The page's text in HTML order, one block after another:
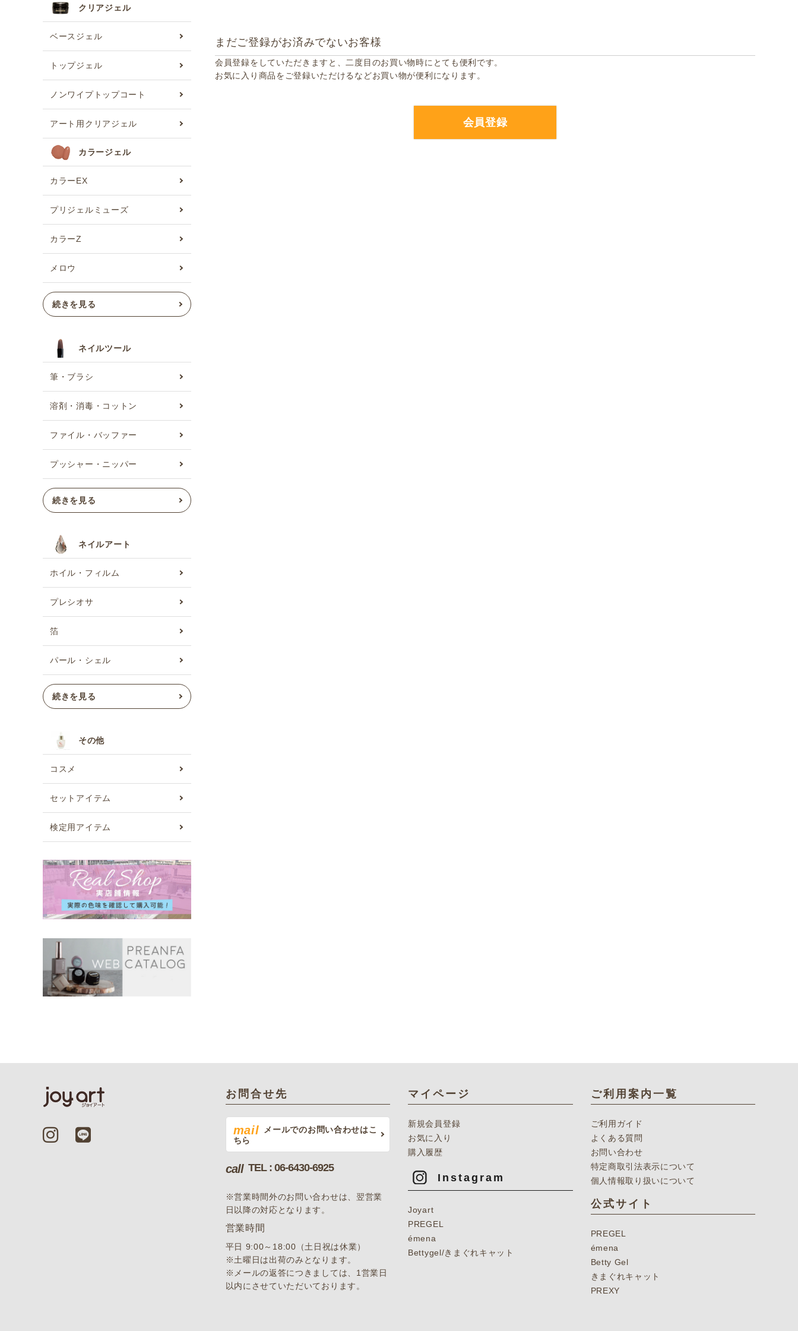
クリアジェル
ベースジェル
トップジェル
ノンワイプトップコート
アート用クリアジェル
カラージェル
カラーEX
プリジェルミューズ
カラーZ
メロウ
続きを見る
ネイルツール
筆・ブラシ
溶剤・消毒・コットン
ファイル・バッファー
プッシャー・ニッパー
続きを見る
ネイルアート
ホイル・フィルム
プレシオサ
箔
パール・シェル
続きを見る
その他
コスメ
セットアイテム
検定用アイテム
まだご登録がお済みでないお客様
会員登録をしていただきますと、二度目のお買い物時にとても便利です。
お気に入り商品をご登録いただけるなどお買い物が便利になります。
会員登録
お問合せ先
mail
メールでのお問い合わせはこ
ちら
call TEL : 06-6430-6925
※営業時間外のお問い合わせは、翌営業
日以降の対応となります。
営業時間
平日 9:00～18:00（土日祝は休業）
※土曜日は出荷のみとなります。
※メールの返答につきましては、1営業日
以内にさせていただいております。
マイページ
新規会員登録
お気に入り
購入履歴
Instagram
Joyart
PREGEL
émena
Bettygel/きまぐれキャット
ご利用案内一覧
ご利用ガイド
よくある質問
お問い合わせ
特定商取引法表示について
個人情報取り扱いについて
公式サイト
PREGEL
émena
Betty Gel
きまぐれキャット
PREXY